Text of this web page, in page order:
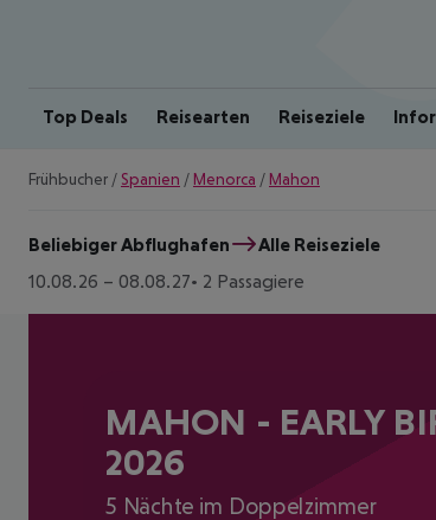
Top Deals Reisearten Reiseziele
Frühbucher / Spanien / Menorca / Mahon
Beliebiger Abflughafen
Alle Reiseziele
10.08.26 – 08.08.27 2 Passagiere
MAHON - EARLY
2026
5 Nächte im Doppelzimmer